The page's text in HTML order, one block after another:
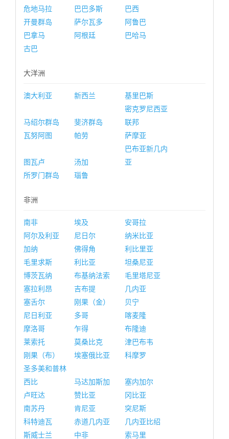
危地马拉
巴巴多斯
巴西
开曼群岛
萨尔瓦多
阿鲁巴
巴拿马
阿根廷
巴哈马
古巴
大洋洲
澳大利亚 新西兰 基里巴斯
马绍尔群岛 斐济群岛
密克罗尼西亚
联邦
瓦努阿图
帕劳 萨摩亚
图瓦卢 汤加
巴布亚新几内
亚
所罗门群岛
瑙鲁
非洲
南非 埃及
安哥拉
阿尔及利亚
尼日尔
纳米比亚
加纳
佛得角
利比里亚
毛里求斯
利比亚
坦桑尼亚
博茨瓦纳
布基纳法索
毛里塔尼亚
塞拉利昂
吉布提
几内亚
塞舌尔
刚果（金）
贝宁
尼日利亚
多哥
喀麦隆
摩洛哥
乍得
布隆迪
莱索托
莫桑比克
津巴布韦
刚果（布）
埃塞俄比亚
科摩罗
圣多美和普林
西比
马达加斯加
塞内加尔
卢旺达
赞比亚
冈比亚
南苏丹
肯尼亚
突尼斯
科特迪瓦
赤道几内亚
几内亚比绍
斯威士兰
中非 索马里